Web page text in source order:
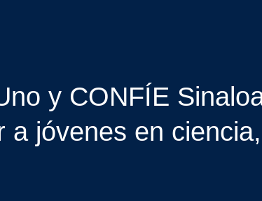
y CONFÍE
a jóvenes en